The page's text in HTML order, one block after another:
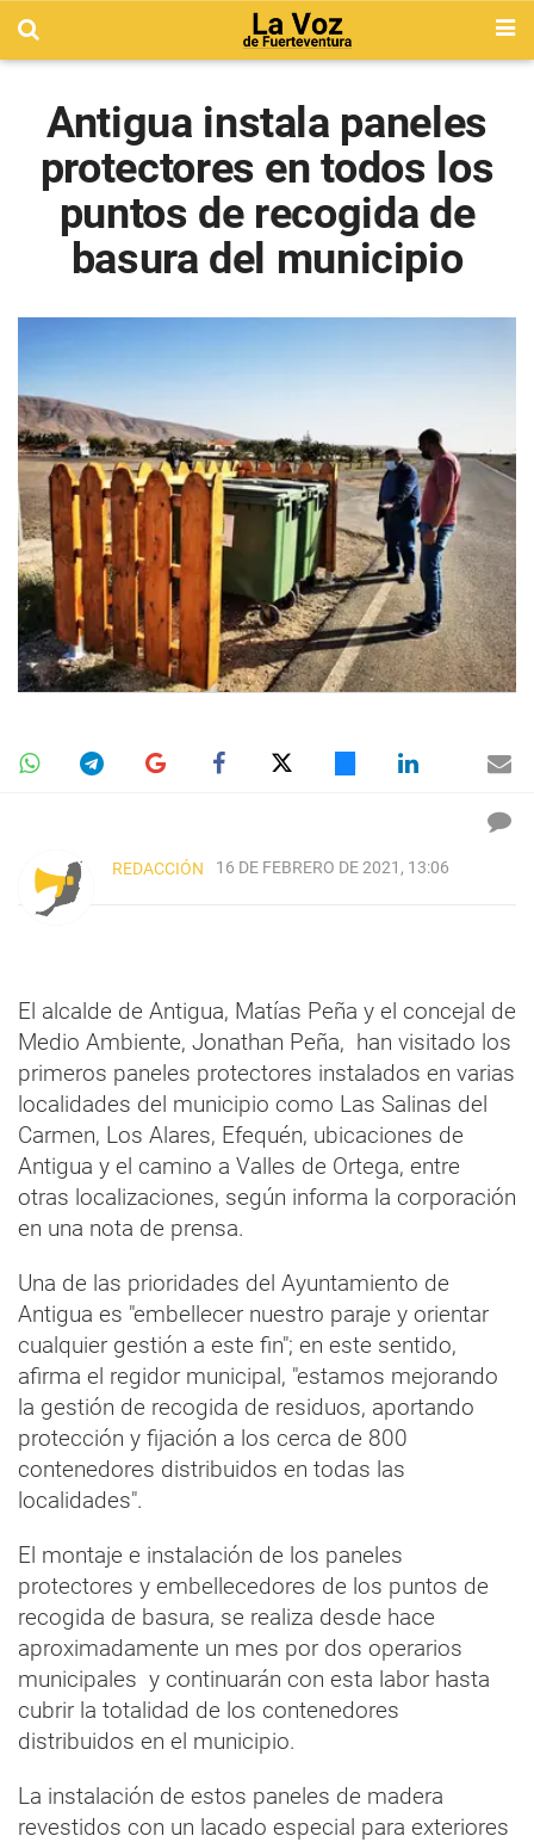
Antigua instala paneles
protectores en todos los
puntos de recogida de
basura del municipio
REDACCIÓN 16 DE FEBRERO DE 2021, 13:06
El alcalde de Antigua, Matías Peña y el concejal de
Medio Ambiente, Jonathan Peña, han visitado los
primeros paneles protectores instalados en varias
localidades del municipio como Las Salinas del
Carmen, Los Alares, Efequén, ubicaciones de
Antigua y el camino a Valles de Ortega, entre
otras localizaciones, según informa la corporación
en una nota de prensa.
Una de las prioridades del Ayuntamiento de
Antigua es "embellecer nuestro paraje y orientar
cualquier gestión a este fin"; en este sentido,
afirma el regidor municipal, "estamos mejorando
la gestión de recogida de residuos, aportando
protección y fijación a los cerca de 800
contenedores distribuidos en todas las
localidades".
El montaje e instalación de los paneles
protectores y embellecedores de los puntos de
recogida de basura, se realiza desde hace
aproximadamente un mes por dos operarios
municipales y continuarán con esta labor hasta
cubrir la totalidad de los contenedores
distribuidos en el municipio.
La instalación de estos paneles de madera
revestidos con un lacado especial para exteriores